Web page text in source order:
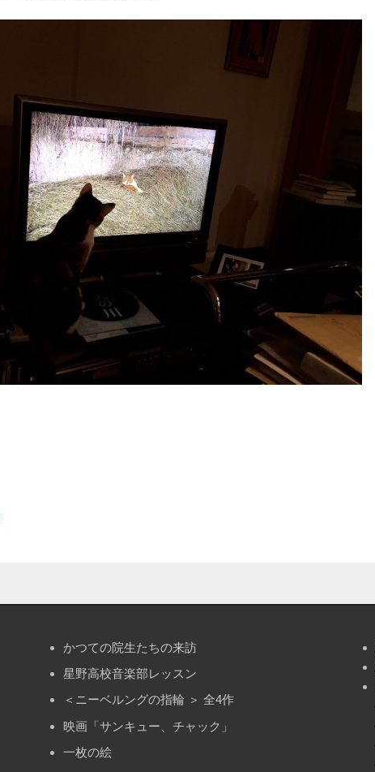
かつての院生たちの来訪
星野高校音楽部レッスン
＜ニーベルングの指輪 ＞ 全4作
映画「サンキュー、チャック」
一枚の絵